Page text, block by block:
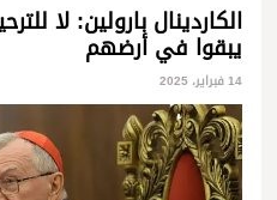
الكاردينال بارولين: لا
يبقوا في أرضهم
14 فبراير، 2025